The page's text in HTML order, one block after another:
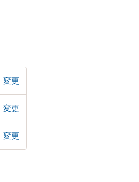
変更
変更
変更